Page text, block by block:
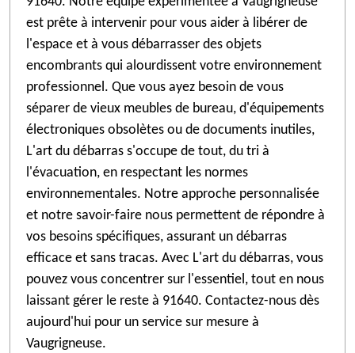
est prête à intervenir pour vous aider à libérer de
l'espace et à vous débarrasser des objets
encombrants qui alourdissent votre environnement
professionnel. Que vous ayez besoin de vous
séparer de vieux meubles de bureau, d'équipements
électroniques obsolètes ou de documents inutiles,
L'art du débarras s'occupe de tout, du tri à
l'évacuation, en respectant les normes
environnementales. Notre approche personnalisée
et notre savoir-faire nous permettent de répondre à
vos besoins spécifiques, assurant un débarras
efficace et sans tracas. Avec L'art du débarras, vous
pouvez vous concentrer sur l'essentiel, tout en nous
laissant gérer le reste à 91640. Contactez-nous dès
aujourd'hui pour un service sur mesure à
Vaugrigneuse.